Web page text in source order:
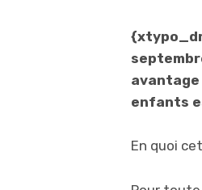
avantage
enfants
En quoi